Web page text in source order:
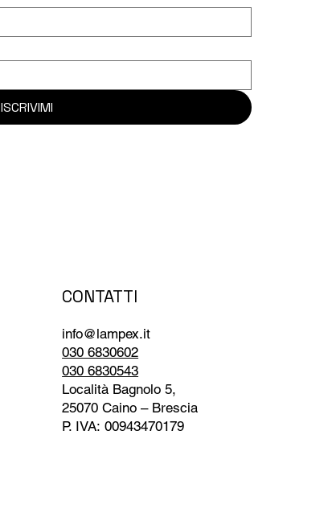
ISCRIVIMI
CONTATTI
info@lampex.it
030 6830602
030 6830543
Località Bagnolo 5,
25070 Caino – Brescia
P. IVA: 00943470179